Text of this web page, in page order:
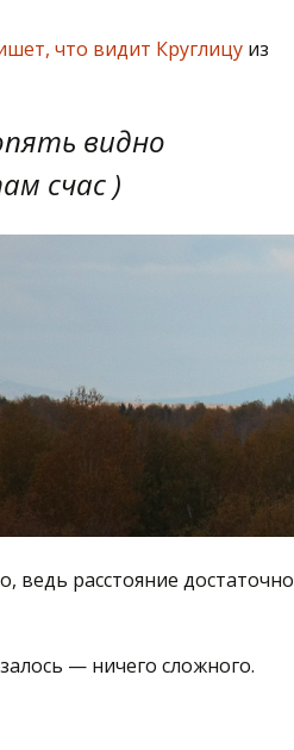
что видит Круглицу из
видно
счас )
ведь расстояние достаточно
— ничего сложного.